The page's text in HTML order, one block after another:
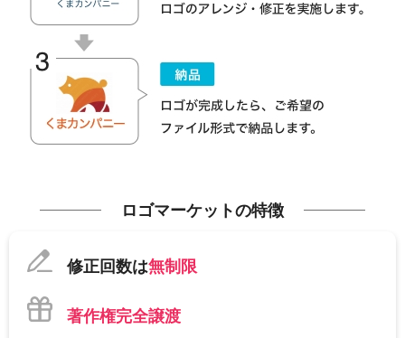
ロゴマーケットの特徴
修正回数は無制限
著作権完全譲渡